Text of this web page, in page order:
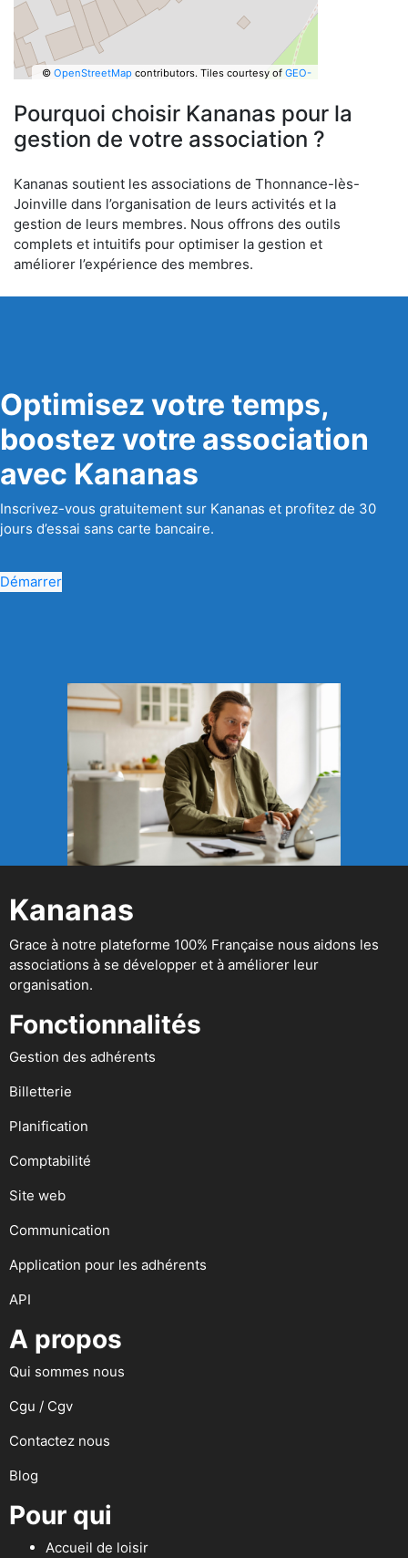
© OpenStreetMapcontributors. Tiles courtesy of GEO-
Pourquoi choisir Kananas pour la
gestion de votre association ?
Kananas soutient les associations de Thonnance-lès-
Joinville dans l’organisation de leurs activités et la
gestion de leurs membres. Nous offrons des outils
complets et intuitifs pour optimiser la gestion et
améliorer l’expérience des membres.
Optimisez votre temps,
boostez votre association
avec Kananas
Inscrivez-vous gratuitement sur Kananas et profitez de 30
jours d’essai sans carte bancaire.
Démarrer
Kananas
Grace à notre plateforme 100% Française nous aidons les
associations à se développer et à améliorer leur
organisation.
Fonctionnalités
Gestion des adhérents
Billetterie
Planification
Comptabilité
Site web
Communication
Application pour les adhérents
API
A propos
Qui sommes nous
Cgu / Cgv
Contactez nous
Blog
Pour qui
Accueil de loisir